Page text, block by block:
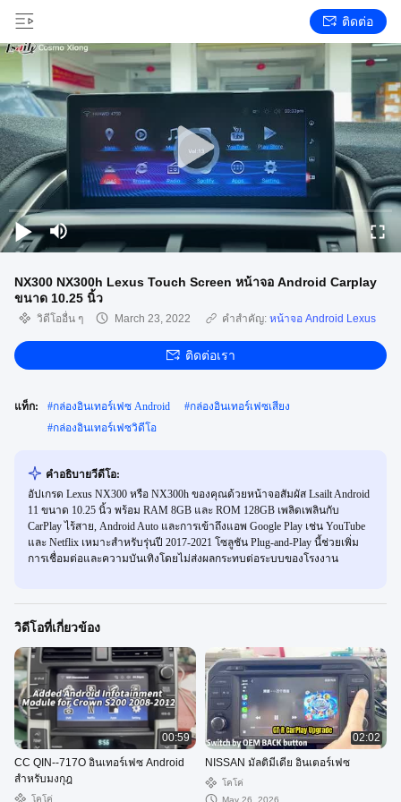
ติดต่อ
NX300 NX300h Lexus Touch Screen หน้าจอ Android Carplay
ขนาด 10.25 นิ้ว
วิดีโออื่น ๆ March 23, 2022 คำสำคัญ: หน้าจอ Android Lexus
ติดต่อเรา
แท็ก: #กล่องอินเทอร์เฟซ Android #กล่องอินเทอร์เฟซเสียง
#กล่องอินเทอร์เฟซวิดีโอ
คําอธิบายวีดีโอ:
อัปเกรด Lexus NX300 หรือ NX300h ของคุณด้วยหน้าจอสัมผัส Lsailt Android
11 ขนาด 10.25 นิ้ว พร้อม RAM 8GB และ ROM 128GB เพลิดเพลินกับ
CarPlay ไร้สาย, Android Auto และการเข้าถึงแอพ Google Play เช่น YouTube
และ Netflix เหมาะสำหรับรุ่นปี 2017-2021 โซลูชัน Plug-and-Play นี้ช่วยเพิ่ม
การเชื่อมต่อและความบันเทิงโดยไม่ส่งผลกระทบต่อระบบของโรงงาน
วิดีโอที่เกี่ยวข้อง
00:59
CC QIN--717O อินเทอร์เฟซ Android
สำหรับมงกุฎ
โคโค่
02:02
NISSAN มัลติมีเดีย อินเตอร์เฟซ
โคโค่
May 26, 2026